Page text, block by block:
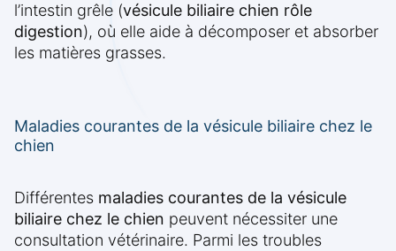
l’intestin grêle (vésicule biliaire chien rôle
digestion), où elle aide à décomposer et absorber
les matières grasses.
Maladies courantes de la vésicule biliaire chez le
chien
Différentes maladies courantes de la vésicule
biliaire chez le chien peuvent nécessiter une
consultation vétérinaire. Parmi les troubles